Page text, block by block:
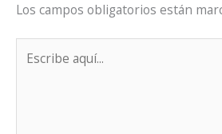
Los campos obligatorios están
aquí...